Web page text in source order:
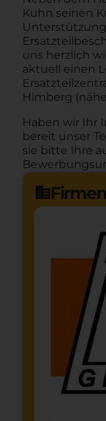
Kuhn seinen
uns herzlich
aktuell einen
Himberg
Haben wir Ihr
bereit unser
sie bitte Ihre
domain